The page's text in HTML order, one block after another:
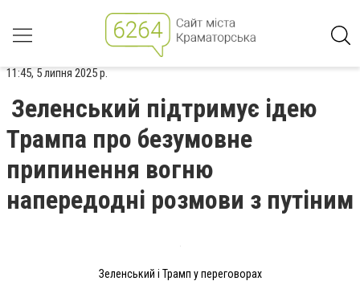
11:45, 5 липня 2025 р.
Зеленський підтримує ідею
Трампа про безумовне
припинення вогню
напередодні розмови з путіним
Зеленський і Трамп у переговорах